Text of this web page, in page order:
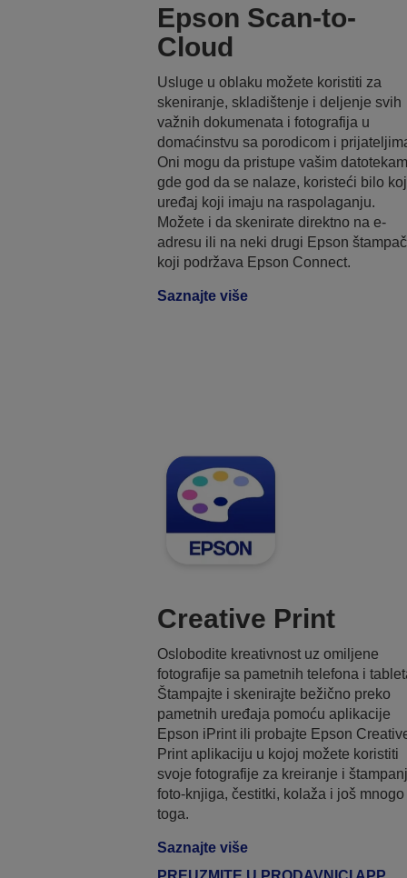
Epson Scan-to-
Cloud
Usluge u oblaku možete koristiti za
skeniranje, skladištenje i deljenje svih
važnih dokumenata i fotografija u
domaćinstvu sa porodicom i
Oni mogu da pristupe vašim
gde god da se nalaze, koristeći bilo
uređaj koji imaju na raspolaganju.
Možete i da skenirate direktno na e-
adresu ili na neki drugi Epson štampač
koji podržava Epson Connect.
Saznajte više
Creative Print
Oslobodite kreativnost uz omiljene
fotografije sa pametnih telefona i
Štampajte i skenirajte bežično preko
pametnih uređaja pomoću aplikacije
Epson iPrint ili probajte Epson
Print aplikaciju u kojoj možete koristiti
svoje fotografije za kreiranje i
foto-knjiga, čestitki, kolaža i još mnogo
toga.
Saznajte više